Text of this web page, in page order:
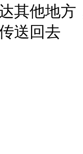
其他地
送回去